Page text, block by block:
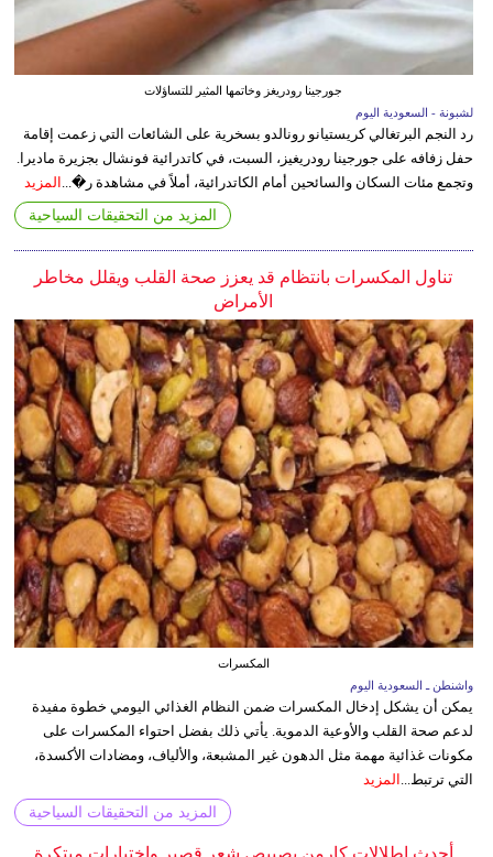
جورجينا رودريغز وخاتمها المثير للتساؤلات
لشبونة - السعودية اليوم
رد النجم البرتغالي كريستيانو رونالدو بسخرية على الشائعات التي زعمت إقامة
حفل زفافه على جورجينا رودريغيز، السبت، في كاتدرائية فونشال بجزيرة ماديرا.
وتجمع مئات السكان والسائحين أمام الكاتدرائية، أملاً في مشاهدة ر�... المزيد
المزيد من التحقيقات السياحية
تناول المكسرات بانتظام قد يعزز صحة القلب ويقلل مخاطر
الأمراض
المكسرات
واشنطن ـ السعودية اليوم
يمكن أن يشكل إدخال المكسرات ضمن النظام الغذائي اليومي خطوة مفيدة
لدعم صحة القلب والأوعية الدموية. يأتي ذلك بفضل احتواء المكسرات على
مكونات غذائية مهمة مثل الدهون غير المشبعة، والألياف، ومضادات الأكسدة،
التي ترتبط...
المزيد
المزيد من التحقيقات السياحية
أحدث إطلالات كارمن بصيبص شعر قصير واختيارات مبتكرة